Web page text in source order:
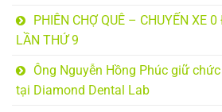
PHIÊN CHỢ QUÊ – CHUYẾN XE
LẦN THỨ 9
Ông Nguyễn Hồng Phúc giữ
tại Diamond Dental Lab